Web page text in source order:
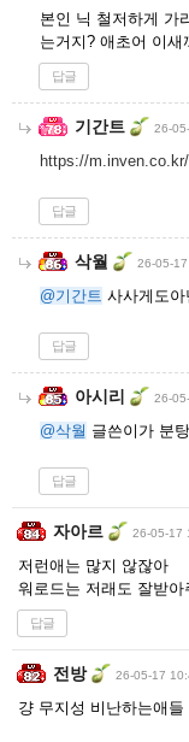
본인 닉 철저하게 가
는거지? 애초어 이
답글
기간트 26-
https://
답글
삭월 26-05-
@기간트 사사게도
답글
아시리 26-
@삭월 글쓴이가 분
답글
자아르 26-05-17
저런애는 많지 않잖아
워로드는 저래도 잘받아
답글
전방 26-05-17
걍 무지성 비난하는애